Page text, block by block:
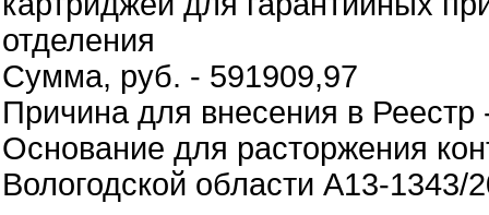
отделения
Сумма, руб. - 591909,97
Причина для внесения в Реестр
Основание для расторжения
Вологодской области А13-1343/